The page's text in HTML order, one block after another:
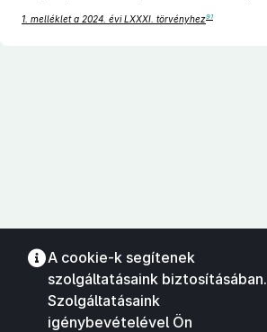
1. melléklet a 2024. évi LXXXI. törvényhez91
A cookie-k segítenek
szolgáltatásaink biztosításában.
Szolgáltatásaink
igénybevételével Ön